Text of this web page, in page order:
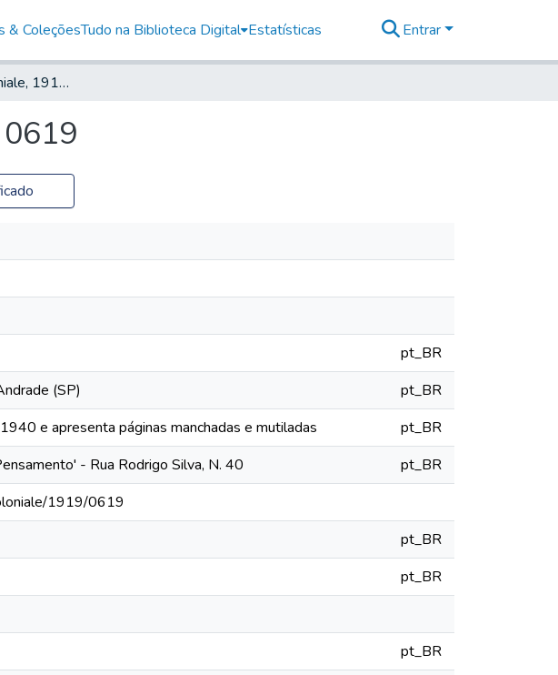
& ColeçõesTudo na Biblioteca Digital Estatísticas Entrar
Il Pasquino Coloniale, 1919, Anno XII, n. 0619
pt_BR
(SP)
pt_BR
e apresenta páginas manchadas e mutiladas
pt_BR
- Rua Rodrigo Silva, N. 40
pt_BR
1919/0619
pt_BR
pt_BR
pt_BR